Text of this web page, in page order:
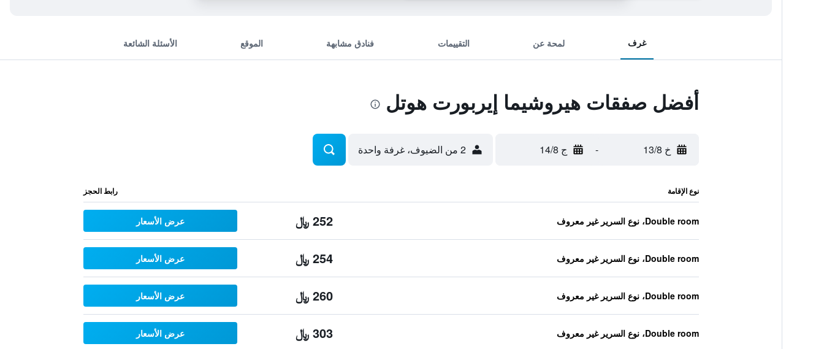
غرف لمحة عن التقييمات فنادق مشابهة الموقع الأسئلة الشائعة
أفضل صفقات هيروشيما إيربورت هوتل
خ 13/8 - ج 14/8 2 من الضيوف، غرفة واحدة
نوع الإقامة رابط الحجز
Double room، نوع السرير غير معروف 252 ﷼ عرض الأسعار
Double room، نوع السرير غير معروف 254 ﷼ عرض الأسعار
Double room، نوع السرير غير معروف 260 ﷼ عرض الأسعار
Double room، نوع السرير غير معروف 303 ﷼ عرض الأسعار